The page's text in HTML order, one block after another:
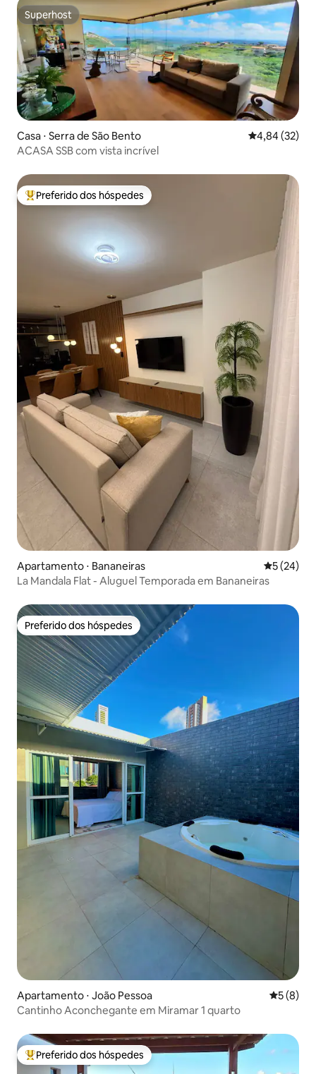
Superhost
Superhost
Casa ⋅ Serra de São Bento 4,84 de uma
4,84 (32)
ACASA SSB com vista incrível
Entre os melhores preferidos dos hóspedes
Preferido dos hóspedes
Apartamento ⋅ Bananeiras 5 de uma
5 (24)
La Mandala Flat - Aluguel Temporada em Bananeiras
Preferido dos hóspedes
Preferido dos hóspedes
Apartamento ⋅ João Pessoa 5 de
5 (8)
Cantinho Aconchegante em Miramar 1 quarto
Entre os melhores preferidos dos hóspedes
Preferido dos hóspedes